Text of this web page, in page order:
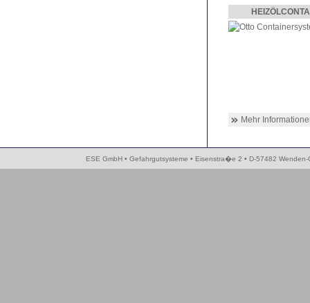
Mehr
ESE GmbH • Gefahrgutsysteme • Eisenstra�e 2 • D-57482